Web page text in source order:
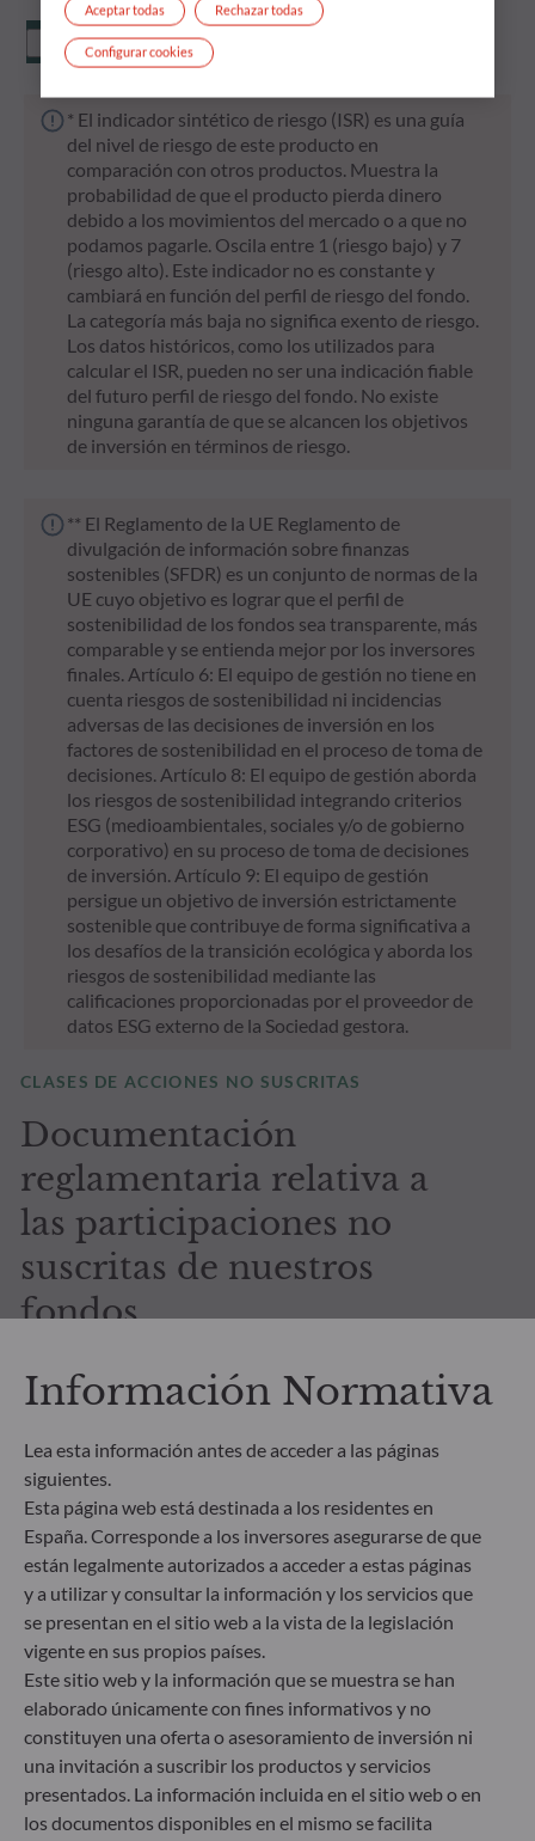
Valor liquidativo
* El indicador sintético de riesgo (ISR) es una guía
del nivel de riesgo de este producto en
comparación con otros productos. Muestra la
probabilidad de que el producto pierda dinero
debido a los movimientos del mercado o a que no
podamos pagarle. Oscila entre 1 (riesgo bajo) y 7
(riesgo alto). Este indicador no es constante y
cambiará en función del perfil de riesgo del fondo.
La categoría más baja no significa exento de riesgo.
Los datos históricos, como los utilizados para
calcular el ISR, pueden no ser una indicación fiable
del futuro perfil de riesgo del fondo. No existe
ninguna garantía de que se alcancen los objetivos
de inversión en términos de riesgo.
** El Reglamento de la UE Reglamento de
divulgación de información sobre finanzas
sostenibles (SFDR) es un conjunto de normas de la
UE cuyo objetivo es lograr que el perfil de
sostenibilidad de los fondos sea transparente, más
comparable y se entienda mejor por los inversores
finales. Artículo 6: El equipo de gestión no tiene en
cuenta riesgos de sostenibilidad ni incidencias
adversas de las decisiones de inversión en los
factores de sostenibilidad en el proceso de toma de
decisiones. Artículo 8: El equipo de gestión aborda
los riesgos de sostenibilidad integrando criterios
ESG (medioambientales, sociales y/o de gobierno
corporativo) en su proceso de toma de decisiones
de inversión. Artículo 9: El equipo de gestión
persigue un objetivo de inversión estrictamente
sostenible que contribuye de forma significativa a
los desafíos de la transición ecológica y aborda los
riesgos de sostenibilidad mediante las
calificaciones proporcionadas por el proveedor de
datos ESG externo de la Sociedad gestora.
CLASES DE ACCIONES NO SUSCRITAS
Documentación
reglamentaria relativa a
las participaciones no
suscritas de nuestros
fondos
Todos los documentos
CÓMO SUSCRIBIRSE
¿Y ahora qué?
experiencia de inversión con nosotros, según su perfil
Información Normativa
Lea esta información antes de acceder a las páginas
siguientes.
Esta página web está destinada a los residentes en
España. Corresponde a los inversores asegurarse de que
están legalmente autorizados a acceder a estas páginas
y a utilizar y consultar la información y los servicios que
se presentan en el sitio web a la vista de la legislación
vigente en sus propios países.
Este sitio web y la información que se muestra se han
elaborado únicamente con fines informativos y no
constituyen una oferta o asesoramiento de inversión ni
una invitación a suscribir los productos y servicios
presentados. La información incluida en el sitio web o en
los documentos disponibles en el mismo se facilita
Rechazar todas
Aceptar todas
Configurar cookies